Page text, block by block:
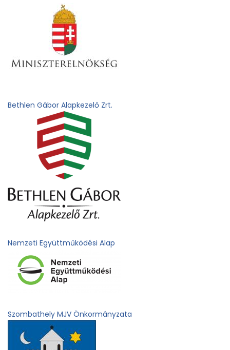
Bethlen Gábor Alapkezelő Zrt.
Nemzeti Együttműködési Alap
Szombathely MJV Önkormányzata